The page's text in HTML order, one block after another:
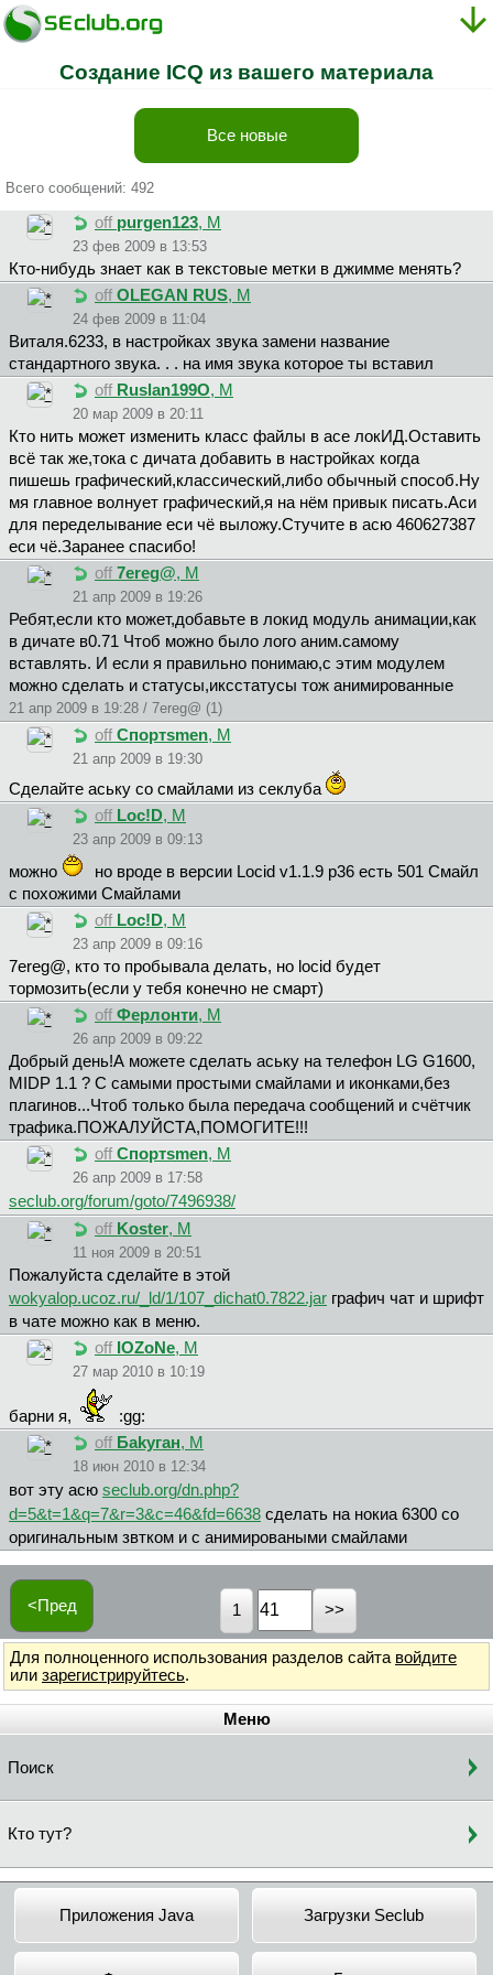
Создание ICQ из вашего материала
Все новые
Всего сообщений: 492
off purgen123, М
23 фев 2009 в 13:53
Кто-нибудь знает как в текстовые метки в джимме менять?
off OLEGAN RUS, М
24 фев 2009 в 11:04
Bитaля.6233, в настройках звука замени название
стандартного звука. . . на имя звука которое ты вставил
off Ruslan199O, М
20 мар 2009 в 20:11
Кто нить может изменить класс файлы в асе локИД.Оставить
всё так же,тока с дичата добавить в настройках когда
пишешь графический,классический,либо обычный способ.Ну
мя главное волнует графический,я на нём привык писать.Аси
для переделывание еси чё выложу.Стучите в асю 460627387
еси чё.Заранее спасибо!
off 7ereg@, М
21 апр 2009 в 19:26
Ребят,если кто может,добавьте в локид модуль анимации,как
в дичате в0.71 Чтоб можно было лого аним.самому
вставлять. И если я правильно понимаю,с этим модулем
можно сделать и статусы,иксстатусы тож анимированные
21 апр 2009 в 19:28 / 7ereg@ (1)
off Cпopтsmen, М
21 апр 2009 в 19:30
Сделайте аську со смайлами из секлуба
off Loc!D, М
23 апр 2009 в 09:13
можно
но вроде в версии Locid v1.1.9 p36 есть 501 Смайл
с похожими Смайлами
off Loc!D, М
23 апр 2009 в 09:16
7ereg@, кто то пробывала делать, но locid будет
тормозить(если у тебя конечно не смарт)
off Ферлонти, М
26 апр 2009 в 09:22
Добрый день!А можете сделать аську на телефон LG G1600,
MIDP 1.1 ? С самыми простыми смайлами и иконками,без
плагинов...Чтоб только была передача сообщений и счётчик
трафика.ПОЖАЛУЙСТА,ПОМОГИТЕ!!!
off Cпopтsmen, М
26 апр 2009 в 17:58
seclub.org/forum/goto/7496938/
off Koster, М
11 ноя 2009 в 20:51
Пожалуйста сделайте в этой
wokyalop.ucoz.ru/_ld/1/107_dichat0.7822.jar графич чат и шрифт
в чате можно как в меню.
off IOZoNe, М
27 мар 2010 в 10:19
бapни я,
:gg:
off Бakyгaн, М
18 июн 2010 в 12:34
вот эту aсю seclub.org/dn.php?
d=5&t=1&q=7&r=3&c=46&fd=6638 сдeлaть нa нокиa 6300 со
оригинaльным звтком и с aнимировaными смaйлaми
<Пред 1
Для полноценного использования разделов сайта войдите
или зарегистрируйтесь.
Меню
Поиск
Кто тут?
Приложения Java Загрузки Seclub